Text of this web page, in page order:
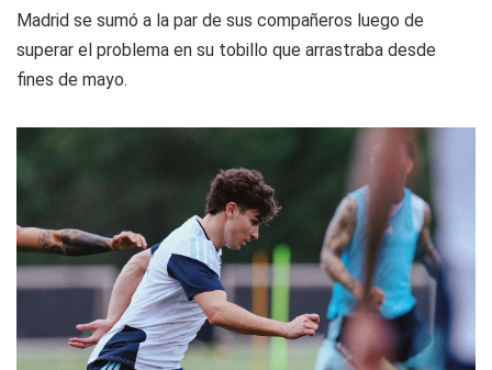
Madrid se sumó a la par de sus compañeros luego de
superar el problema en su tobillo que arrastraba desde
fines de mayo.